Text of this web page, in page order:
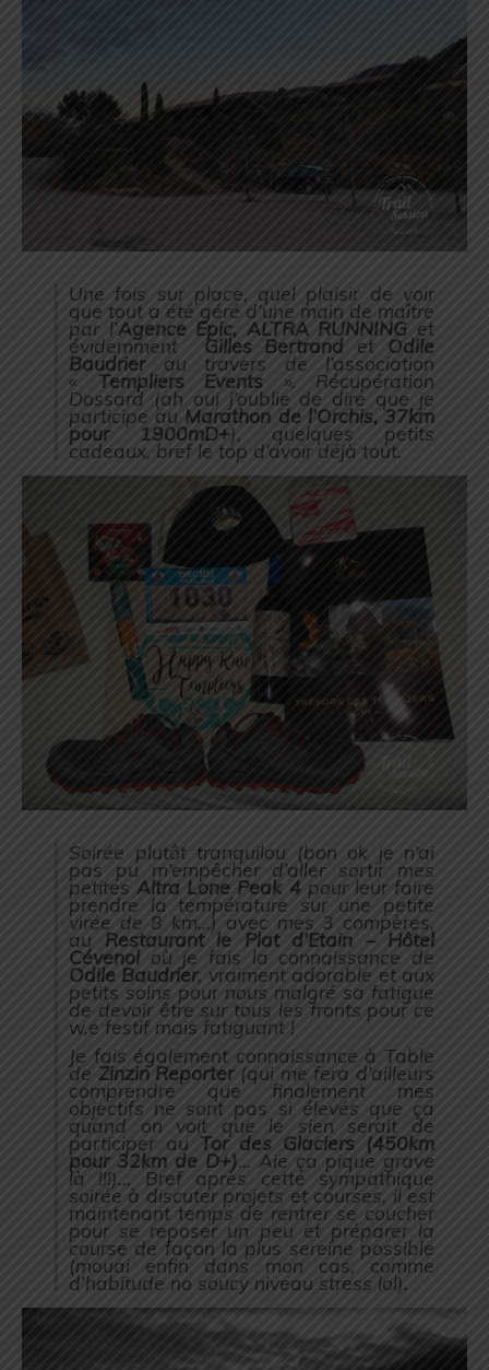
Une fois sur place, quel plaisir de voir
que tout a été géré d’une main de maître
par l’Agence Epic, ALTRA RUNNING et
évidemment Gilles Bertrand et Odile
Baudrierau travers de l’association
« Templiers Events ». Récupération
Dossard (ah oui j’oublie de dire que je
participe au Marathon de l’Orchis, 37km
pour 1900mD+), quelques petits
cadeaux, bref le top d’avoir déjà tout.
Soirée plutôt tranquilou (bon ok je n’ai
pas pu m’empêcher d’aller sortir mes
petitesAltra Lone Peak 4 pour leur faire
prendre la température sur une petite
virée de 8 km…) avec mes 3 compères,
au Restaurant le Plat d’Etain – Hôtel
Cévenol où je fais la connaissance de
Odile Baudrier, vraiment adorable et aux
petits soins pour nous malgré sa fatigue
de devoir être sur tous les fronts pour ce
w.e festif mais fatiguant !
Je fais également connaissance à Table
de Zinzin Reporter(qui me fera d’ailleurs
comprendre que finalement mes
objectifs ne sont pas si élevés que ça
quand on voit que le sien serait de
participer au Tor des Glaciers (450km
pour 32km de D+)… Aie ça pique grave
là !!!)… Bref après cette sympathique
soirée à discuter projets et courses, il est
maintenant temps de rentrer se coucher
pour se reposer un peu et préparer la
course de façon la plus sereine possible
(mouai enfin dans mon cas, comme
d’habitude no soucy niveau stress lol).